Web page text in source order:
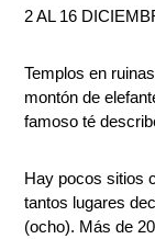
2 AL 16
Templos en
montón de
famoso té
Hay pocos sitios
tantos lugares
(ocho). Más de